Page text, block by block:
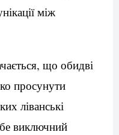
між
що обидві
просунути
ліванські
виключний